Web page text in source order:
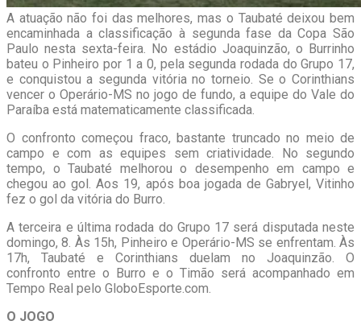
A atuação não foi das melhores, mas o Taubaté deixou bem
encaminhada a classificação à segunda fase da Copa São
Paulo nesta sexta-feira. No estádio Joaquinzão, o Burrinho
bateu o Pinheiro por 1 a 0, pela segunda rodada do Grupo 17,
e conquistou a segunda vitória no torneio. Se o Corinthians
vencer o Operário-MS no jogo de fundo, a equipe do Vale do
Paraíba está matematicamente classificada.
O confronto começou fraco, bastante truncado no meio de
campo e com as equipes sem criatividade. No segundo
tempo, o Taubaté melhorou o desempenho em campo e
chegou ao gol. Aos 19, após boa jogada de Gabryel, Vitinho
fez o gol da vitória do Burro.
A terceira e última rodada do Grupo 17 será disputada neste
domingo, 8. Às 15h, Pinheiro e Operário-MS se enfrentam. Às
17h, Taubaté e Corinthians duelam no Joaquinzão. O
confronto entre o Burro e o Timão será acompanhado em
Tempo Real pelo GloboEsporte.com.
O JOGO